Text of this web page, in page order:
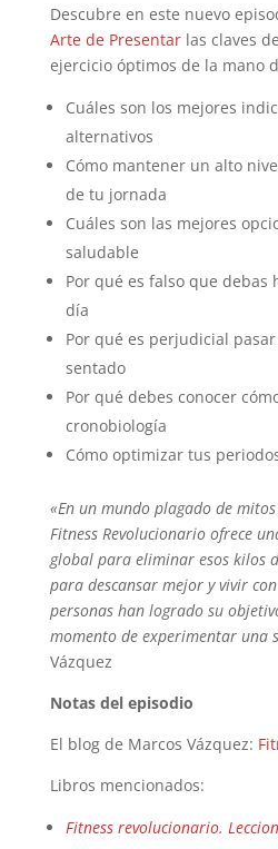
Descubre en este nuevo
Arte de Presentarlas claves
ejercicio óptimos de la mano
Cuáles son los mejores
alternativos
Cómo mantener un alto
de tu jornada
Cuáles son las mejores
saludable
Por qué es falso que debas
día
Por qué es perjudicial
sentado
Por qué debes conocer
cronobiología
Cómo optimizar tus
«En un mundo plagado de
Fitness Revolucionario ofrece
global para eliminar esos kilos
para descansar mejor y vivir
personas han logrado su
momento de experimentar una
Vázquez
Notas del episodio
El blog de Marcos Vázquez:
Libros mencionados:
Fitness revolucionario.